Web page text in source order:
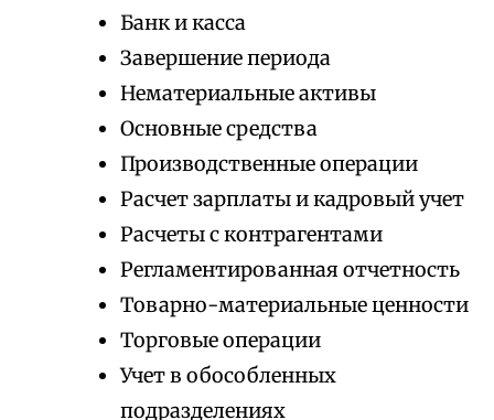
Банк и касса
Завершение периода
Нематериальные активы
Основные средства
Производственные операции
Расчет зарплаты и кадровый учет
Расчеты с контрагентами
Регламентированная отчетность
Товарно-материальные ценности
Торговые операции
Учет в обособленных
подразделениях